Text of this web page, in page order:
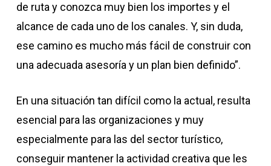
de ruta y conozca muy bien los importes y el
alcance de cada uno de los canales. Y, sin duda,
ese camino es mucho más fácil de construir con
una adecuada asesoría y un plan bien definido”.
En una situación tan difícil como la actual, resulta
esencial para las organizaciones y muy
especialmente para las del sector turístico,
conseguir mantener la actividad creativa que les